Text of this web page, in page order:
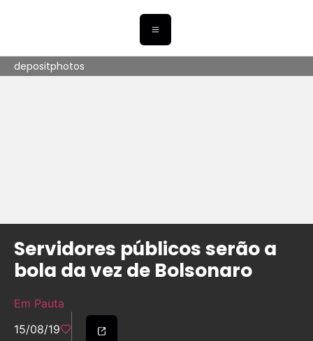
depositphotos
Servidores públicos serão a
bola da vez de Bolsonaro
Em Pauta
15/08/19